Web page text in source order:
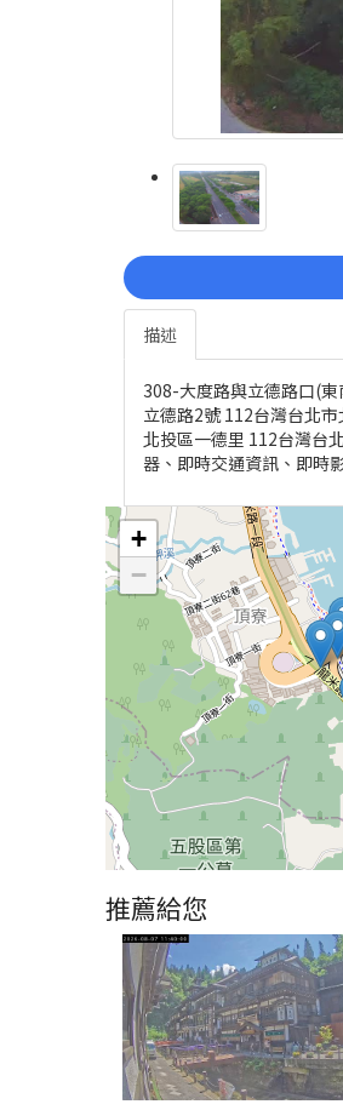
描述
308-大度路與立德路口(
立德路2號 112台灣台北
北投區一德里 112台灣台
器、即時交通資訊、即時
+
−
推薦給您